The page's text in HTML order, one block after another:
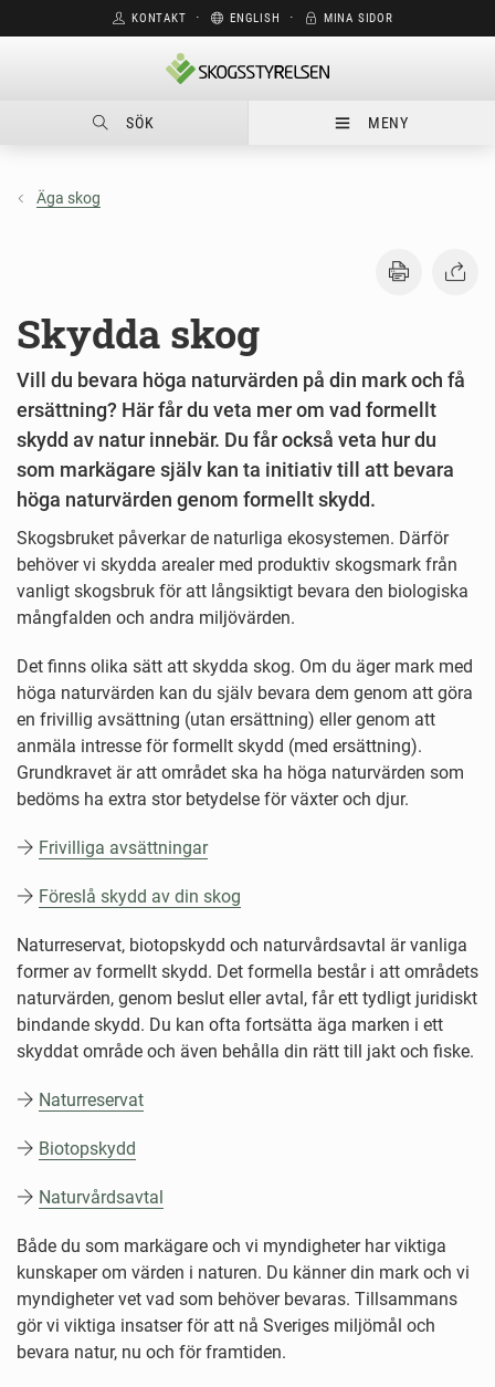
KONTAKT ⋅ ENGLISH ⋅ MINA SIDOR
SÖK MENY
Äga skog
Skydda skog
Vill du bevara höga naturvärden på din mark och få
ersättning? Här får du veta mer om vad formellt
skydd av natur innebär. Du får också veta hur du
som markägare själv kan ta initiativ till att bevara
höga naturvärden genom formellt skydd.
Skogsbruket påverkar de naturliga ekosystemen. Därför
behöver vi skydda arealer med produktiv skogsmark från
vanligt skogsbruk för att långsiktigt bevara den biologiska
mångfalden och andra miljövärden.
Det finns olika sätt att skydda skog. Om du äger mark med
höga naturvärden kan du själv bevara dem genom att göra
en frivillig avsättning (utan ersättning) eller genom att
anmäla intresse för formellt skydd (med ersättning).
Grundkravet är att området ska ha höga naturvärden som
bedöms ha extra stor betydelse för växter och djur.
Frivilliga avsättningar
Föreslå skydd av din skog
Naturreservat, biotopskydd och naturvårdsavtal är vanliga
former av formellt skydd. Det formella består i att områdets
naturvärden, genom beslut eller avtal, får ett tydligt juridiskt
bindande skydd. Du kan ofta fortsätta äga marken i ett
skyddat område och även behålla din rätt till jakt och fiske.
Naturreservat
Biotopskydd
Naturvårdsavtal
Både du som markägare och vi myndigheter har viktiga
kunskaper om värden i naturen. Du känner din mark och vi
myndigheter vet vad som behöver bevaras. Tillsammans
gör vi viktiga insatser för att nå Sveriges miljömål och
bevara natur, nu och för framtiden.